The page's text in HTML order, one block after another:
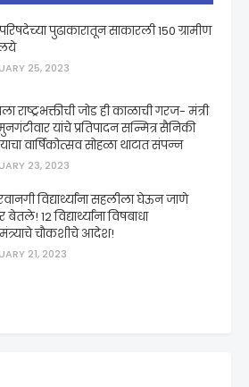
पुढाकारातून साकारली 150 ग्रामीण
25, 2023
राष्ट्रभक्तीची जोड ही काळाची गरज- मंत्री
यांचे प्रतिपादन सन्मित्र सैनिकी
वार्षिकोत्सव सोहळा थाटात संपन्न
23, 2023
विद्यार्थ्यांना सहलीला घेऊन जाणे
बेतले! 12 विद्यार्थ्यांना विषबाधा
चौकशीचे आदेश!
21, 2023